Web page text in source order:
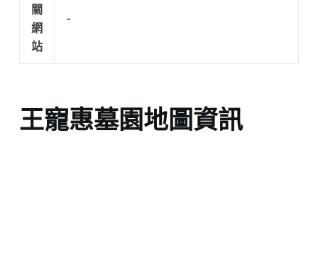
關
網
站
-
王寵惠墓園地圖資訊